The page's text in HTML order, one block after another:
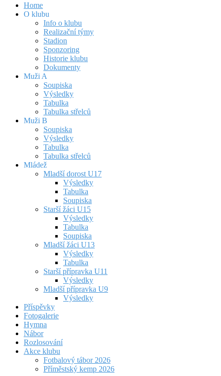
Home
O klubu
Info o klubu
Realizační týmy
Stadion
Sponzoring
Historie klubu
Dokumenty
Muži A
Soupiska
Výsledky
Tabulka
Tabulka střelců
Muži B
Soupiska
Výsledky
Tabulka
Tabulka střelců
Mládež
Mladší dorost U17
Výsledky
Tabulka
Soupiska
Starší žáci U15
Výsledky
Tabulka
Soupiska
Mladší žáci U13
Výsledky
Tabulka
Starší přípravka U11
Výsledky
Mladší přípravka U9
Výsledky
Příspěvky
Fotogalerie
Hymna
Nábor
Rozlosování
Akce klubu
Fotbalový tábor 2026
Příměstský kemp 2026